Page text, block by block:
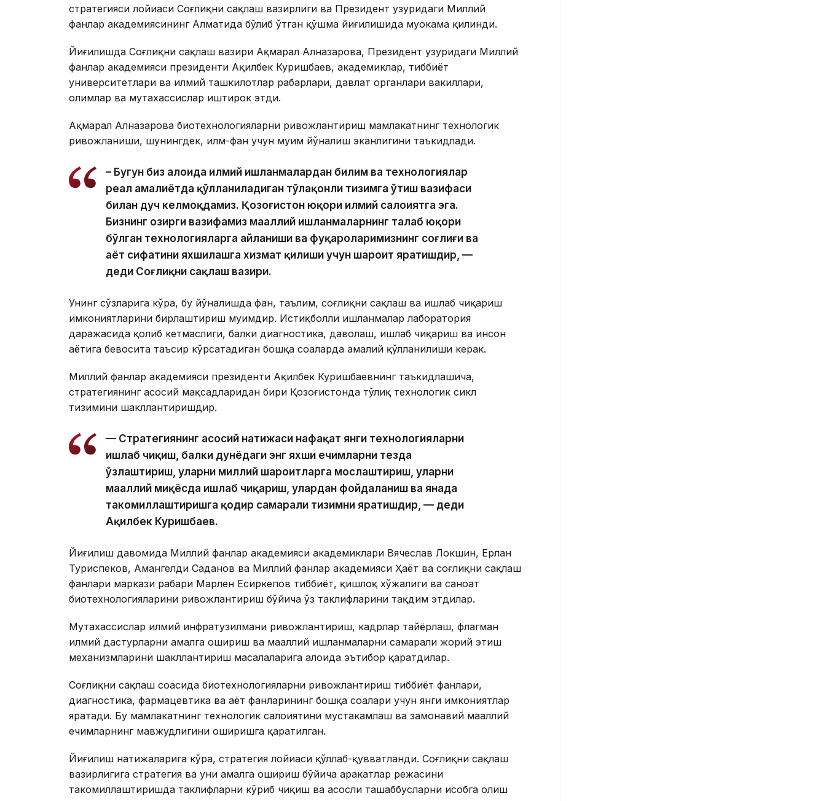
стратегияси лойиҳаси Соғлиқни сақлаш вазирлиги ва Президент ҳузуридаги Миллий
фанлар академиясининг Алматида бўлиб ўтган қўшма йиғилишида муҳокама қилинди.
Йиғилишда Соғлиқни сақлаш вазири Ақмарал Алназарова, Президент ҳузуридаги Миллий
фанлар академияси президенти Ақилбек Куришбаев, академиклар, тиббиёт
университетлари ва илмий ташкилотлар раҳбарлари, давлат органлари вакиллари,
олимлар ва мутахассислар иштирок этди.
Ақмарал Алназарова биотехнологияларни ривожлантириш мамлакатнинг технологик
ривожланиши, шунингдек, илм-фан учун муҳим йўналиш эканлигини таъкидлади.
– Бугун биз алоҳида илмий ишланмалардан билим ва технологиялар
реал амалиётда қўлланиладиган тўлақонли тизимга ўтиш вазифаси
билан дуч келмоқдамиз. Қозоғистон юқори илмий салоҳиятга эга.
Бизнинг ҳозирги вазифамиз маҳаллий ишланмаларнинг талаб юқори
бўлган технологияларга айланиши ва фуқароларимизнинг соғлиғи ва
ҳаёт сифатини яхшилашга хизмат қилиши учун шароит яратишдир, —
деди Соғлиқни сақлаш вазири.
Унинг сўзларига кўра, бу йўналишда фан, таълим, соғлиқни сақлаш ва ишлаб чиқариш
имкониятларини бирлаштириш муҳимдир. Истиқболли ишланмалар лаборатория
даражасида қолиб кетмаслиги, балки диагностика, даволаш, ишлаб чиқариш ва инсон
ҳаётига бевосита таъсир кўрсатадиган бошқа соҳаларда амалий қўлланилиши керак.
Миллий фанлар академияси президенти Ақилбек Куришбаевнинг таъкидлашича,
стратегиянинг асосий мақсадларидан бири Қозоғистонда тўлиқ технологик сикл
тизимини шакллантиришдир.
— Стратегиянинг асосий натижаси нафақат янги технологияларни
ишлаб чиқиш, балки дунёдаги энг яхши ечимларни тезда
ўзлаштириш, уларни миллий шароитларга мослаштириш, уларни
маҳаллий миқёсда ишлаб чиқариш, улардан фойдаланиш ва янада
такомиллаштиришга қодир самарали тизимни яратишдир, — деди
Ақилбек Куришбаев.
Йиғилиш давомида Миллий фанлар академияси академиклари Вячеслав Локшин, Ерлан
Туриспеков, Амангелди Саданов ва Миллий фанлар академияси Ҳаёт ва соғлиқни сақлаш
фанлари маркази раҳбари Марлен Есиркепов тиббиёт, қишлоқ хўжалиги ва саноат
биотехнологияларини ривожлантириш бўйича ўз таклифларини тақдим этдилар.
Мутахассислар илмий инфратузилмани ривожлантириш, кадрлар тайёрлаш, флагман
илмий дастурларни амалга ошириш ва маҳаллий ишланмаларни самарали жорий этиш
механизмларини шакллантириш масалаларига алоҳида эътибор қаратдилар.
Соғлиқни сақлаш соҳасида биотехнологияларни ривожлантириш тиббиёт фанлари,
диагностика, фармацевтика ва ҳаёт фанларининг бошқа соҳалари учун янги имкониятлар
яратади. Бу мамлакатнинг технологик салоҳиятини мустаҳкамлаш ва замонавий маҳаллий
ечимларнинг мавжудлигини оширишга қаратилган.
Йиғилиш натижаларига кўра, стратегия лойиҳаси қўллаб-қувватланди. Соғлиқни сақлаш
вазирлигига стратегия ва уни амалга ошириш бўйича ҳаракатлар режасини
такомиллаштиришда таклифларни кўриб чиқиш ва асосли ташаббусларни ҳисобга олиш